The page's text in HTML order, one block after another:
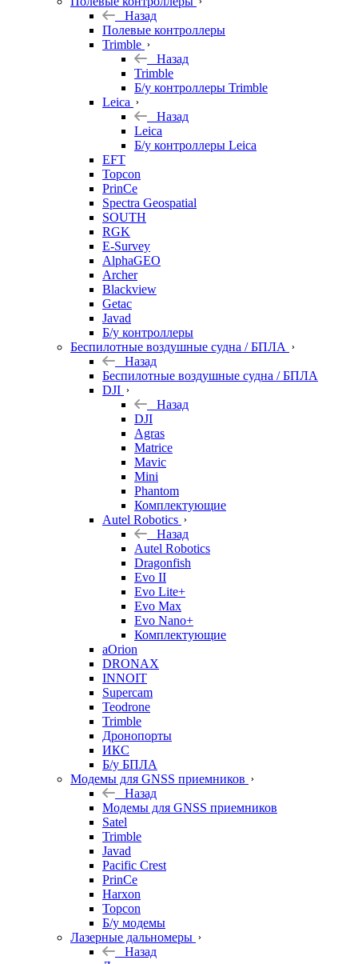
Назад
Полевые контроллеры
Trimble
Назад
Trimble
Б/у контроллеры Trimble
Leica
Назад
Leica
Б/у контроллеры Leica
EFT
Topcon
PrinCe
Spectra Geospatial
SOUTH
RGK
E-Survey
AlphaGEO
Archer
Blackview
Getac
Javad
Б/у контроллеры
Беспилотные воздушные судна / БПЛА
Назад
Беспилотные воздушные судна / БПЛА
DJI
Назад
DJI
Agras
Matrice
Mavic
Mini
Phantom
Комплектующие
Autel Robotics
Назад
Autel Robotics
Dragonfish
Evo II
Evo Lite+
Evo Max
Evo Nano+
Комплектующие
aOrion
DRONAX
INNOIT
Supercam
Teodrone
Trimble
Дронопорты
ИКС
Б/у БПЛА
Модемы для GNSS приемников
Назад
Модемы для GNSS приемников
Satel
Trimble
Javad
Pacific Crest
PrinCe
Harxon
Topcon
Б/у модемы
Лазерные дальномеры
Назад